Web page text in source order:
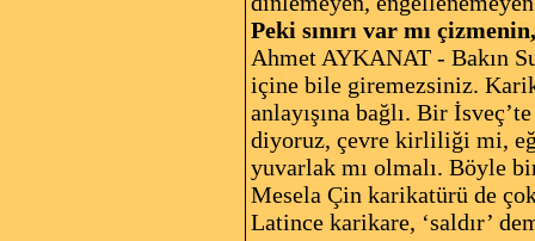
Peki sınırı var mı
Ahmet AYKANAT - Bakın
içine bile giremezsiniz.
anlayışına bağlı. Bir
diyoruz, çevre kirliliği mi,
yuvarlak mı olmalı. Böyle
Mesela Çin karikatürü de
Latince karikare, ‘saldır’